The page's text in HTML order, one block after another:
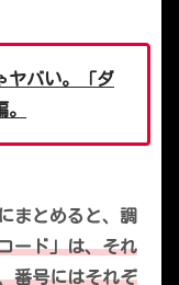
ヤバい。「ダ
まとめると、調
ード」は、それ
号にはそれぞ